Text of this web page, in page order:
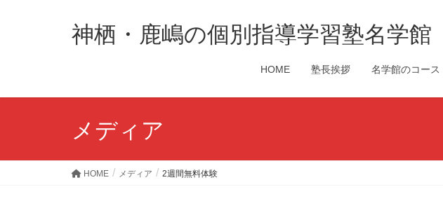
神栖・鹿嶋の個別指導学習塾名学館
HOME 塾長挨拶 名学館のコース
メディア
HOME メディア 2週間無料体験